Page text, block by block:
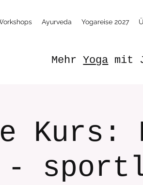
Ayurveda Yogareise 2027
MehrYoga mit
Kurs:
-